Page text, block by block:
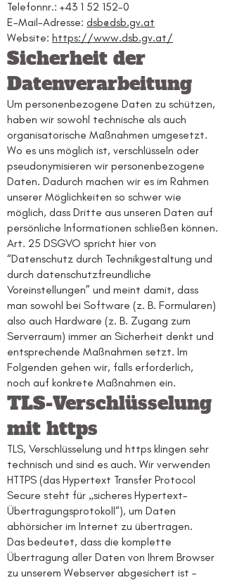
Telefonnr.: +43 1 52 152-0
E-Mail-Adresse: dsb@dsb.gv.at
Website: https://www.dsb.gv.at/
Sicherheit der
Datenverarbeitung
Um personenbezogene Daten zu schützen,
haben wir sowohl technische als auch
organisatorische Maßnahmen umgesetzt.
Wo es uns möglich ist, verschlüsseln oder
pseudonymisieren wir personenbezogene
Daten. Dadurch machen wir es im Rahmen
unserer Möglichkeiten so schwer wie
möglich, dass Dritte aus unseren Daten auf
persönliche Informationen schließen können.
Art. 25 DSGVO spricht hier von
“Datenschutz durch Technikgestaltung und
durch datenschutzfreundliche
Voreinstellungen” und meint damit, dass
man sowohl bei Software (z. B. Formularen)
also auch Hardware (z. B. Zugang zum
Serverraum) immer an Sicherheit denkt und
entsprechende Maßnahmen setzt. Im
Folgenden gehen wir, falls erforderlich,
noch auf konkrete Maßnahmen ein.
TLS-Verschlüsselung
mit https
TLS, Verschlüsselung und https klingen sehr
technisch und sind es auch. Wir verwenden
HTTPS (das Hypertext Transfer Protocol
Secure steht für „sicheres Hypertext-
Übertragungsprotokoll“), um Daten
abhörsicher im Internet zu übertragen.
Das bedeutet, dass die komplette
Übertragung aller Daten von Ihrem Browser
zu unserem Webserver abgesichert ist –